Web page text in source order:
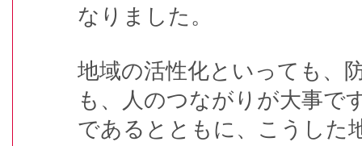
なりました。
地域の活性化といっても、
も、人のつながりが大事で
であるとともに、こうした